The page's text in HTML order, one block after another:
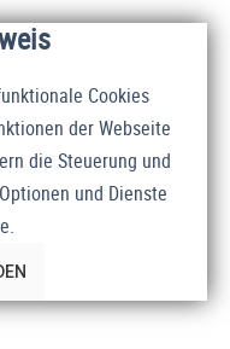
Cookies
der Webseite
die Steuerung und
und Dienste